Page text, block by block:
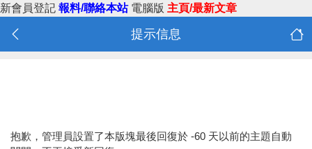
新會員登記 報料/聯絡本站 電腦版 主頁/最新文章
提示信息
抱歉，管理員設置了本版塊最後回復於 -60 天以前的主題自動